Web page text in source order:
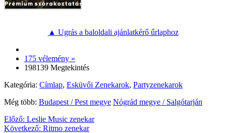
▲ Ugrás a baloldali ajánlatkérő űrlaphoz
175 vélemény »
198139 Megtekintés
Kategória: Címlap, Esküvői Zenekarok, Partyzenekarok
Még több: Budapest / Pest megye Nógrád megye / Salgótarján
Előző: Leslie Music zenekar
Következő: Ritmo zenekar